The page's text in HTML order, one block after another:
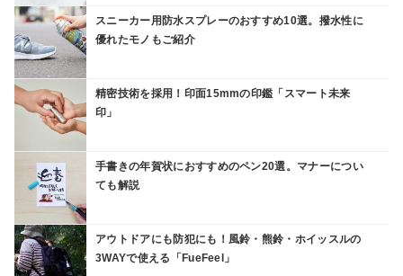
スニーカー用防水スプレーのおすすめ10選。撥水性に
優れたモノもご紹介
精密技術を採用！印面15mmの印鑑「スマート未来
印」
手書きの年賀状におすすめのペン20選。マナーについ
ても解説
アウトドアにも防犯にも！風鈴・熊鈴・ホイッスルの
3WAYで使える「FueFeel」